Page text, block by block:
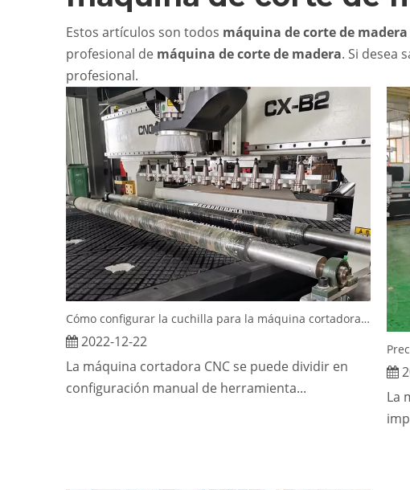
Estos artículos son todos máquina de corte de madera
profesional de máquina de corte de madera. Si desea
profesional.
Cómo configurar la cuchilla para la máquina cortadora de madera: la guía más reciente
2022-12-22
La máquina cortadora CNC se puede dividir en
configuración manual de herramienta...
La